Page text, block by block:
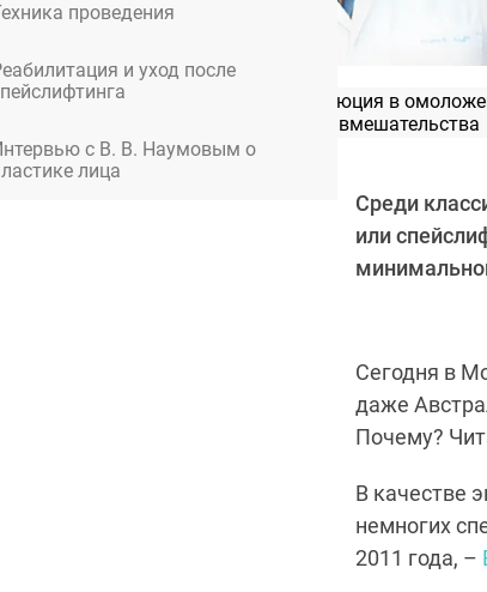
проведения
и уход после
с В. В. Наумовым о
лица
Альтера-терапия: революция в
вмешательства
Среди
или
Сегодня в
даже
Почему?
В качестве
немногих
2011 года, –